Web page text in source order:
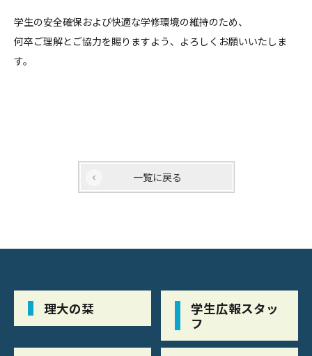
学生の安全確保および快適な学修環境の維持のため、
何卒ご理解とご協力を賜りますよう、よろしくお願いいたしま
す。
一覧に戻る
理大の栞
学生広報スタッ
フ